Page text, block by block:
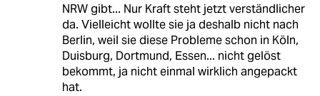
NRW gibt... Nur Kraft steht jetzt verständlicher
da. Vielleicht wollte sie ja deshalb nicht nach
Berlin, weil sie diese Probleme schon in Köln,
Duisburg, Dortmund, Essen... nicht gelöst
bekommt, ja nicht einmal wirklich angepackt
hat.